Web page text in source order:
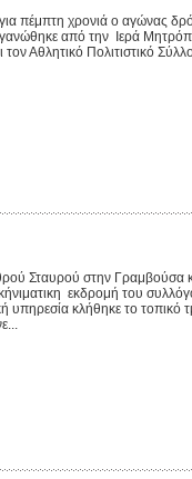
πέμπτη χρονιά ο αγώνας
από την Iερά
Αθλητικό Πολιτιστικό
Σταυρού στην Γραμβούσα
εκδρομή του
υπηρεσία κλήθηκε το τοπικό